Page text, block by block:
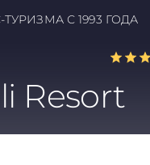
С 1993 ГОДА
Resort